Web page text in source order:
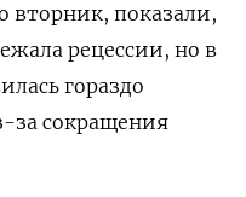
вторник, показали,
рецессии, но в
гораздо
за сокращения